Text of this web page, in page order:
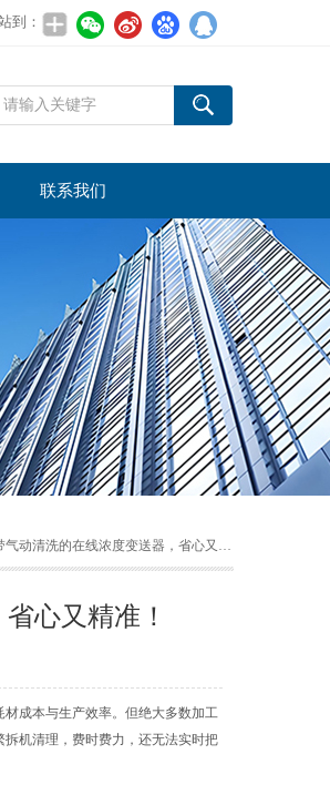
到：
联系我们
清洗的在线浓度变送器，省心又精准！
心又精准！
成本与生产效率。但绝大多数加工
机清理，费时费力，还无法实时把